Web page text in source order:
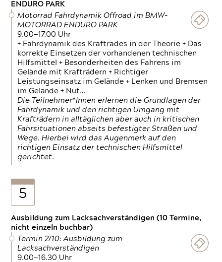
ENDURO PARK
Motorrad Fahrdynamik Offroad im BMW-
MOTORRAD ENDURO PARK
9.00—17.00 Uhr
+ Fahrdynamik des Kraftrades in der Theorie + Das
korrekte Einsetzen der vorhandenen technischen
Hilfsmittel + Besonderheiten des Fahrens im
Gelände mit Krafträdern + Richtiger
Leistungseinsatz im Gelände + Lenken und Bremsen
im Gelände + Nut…
Die Teilnehmer*Innen erlernen die Grundlagen der
Fahrdynamik und den richtigen Umgang mit
Krafträdern in alltäglichen aber auch in kritischen
Fahrsituationen abseits befestigter Straßen und
Wege. Hierbei wird das Augenmerk auf den
richtigen Einsatz der technischen Hilfsmittel
gerichtet.
5
Ausbildung zum Lacksachverständigen (10 Termine,
nicht einzeln buchbar)
Termin 2/10: Ausbildung zum
Lacksachverständigen
9.00—16.30 Uhr